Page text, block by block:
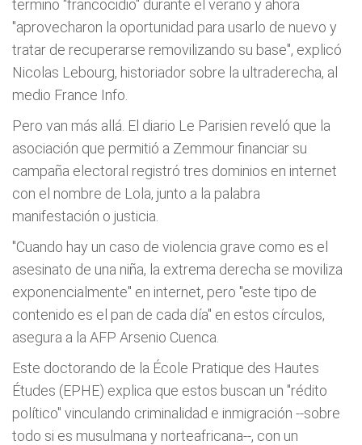
termino "francocidio" durante el verano y ahora
"aprovecharon la oportunidad para usarlo de nuevo y
tratar de recuperarse removilizando su base", explicó
Nicolas Lebourg, historiador sobre la ultraderecha, al
medio France Info.
Pero van más allá. El diario Le Parisien reveló que la
asociación que permitió a Zemmour financiar su
campaña electoral registró tres dominios en internet
con el nombre de Lola, junto a la palabra
manifestación o justicia.
"Cuando hay un caso de violencia grave como es el
asesinato de una niña, la extrema derecha se moviliza
exponencialmente" en internet, pero "este tipo de
contenido es el pan de cada día" en estos círculos,
asegura a la AFP Arsenio Cuenca.
Este doctorando de la École Pratique des Hautes
Études (EPHE) explica que estos buscan un "rédito
político" vinculando criminalidad e inmigración --sobre
todo si es musulmana y norteafricana--, con un